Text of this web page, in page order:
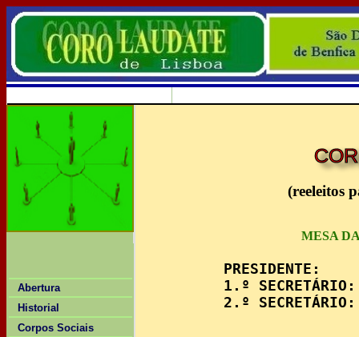
Abertura
Historial
Corpos Sociais
(reeleitos
MESA
1.º
2.º